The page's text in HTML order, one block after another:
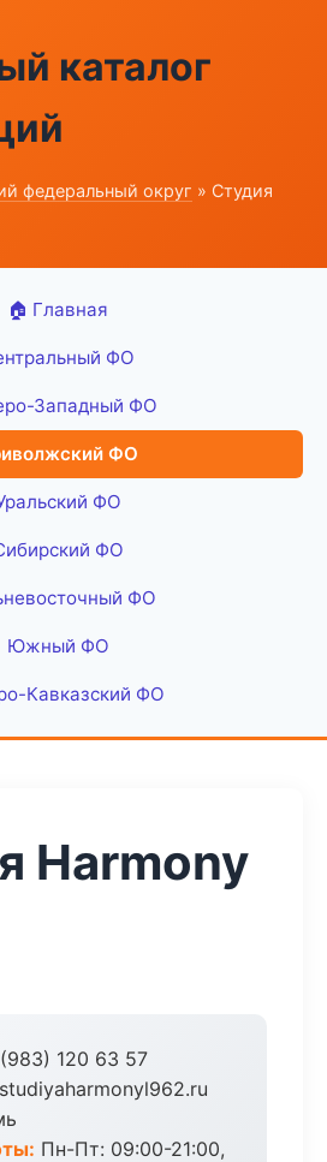
каталог
федеральный округ » Студия
🏠 Главная
ФО
Западный ФО
ФО
ФО
ФО
ФО
Южный ФО
Кавказский ФО
Harmony
120 63 57
Пн-Пт: 09:00-21:00,